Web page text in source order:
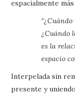
espacialmente
¿Cuándo
es la
espacio
Interpelada sin
presente y